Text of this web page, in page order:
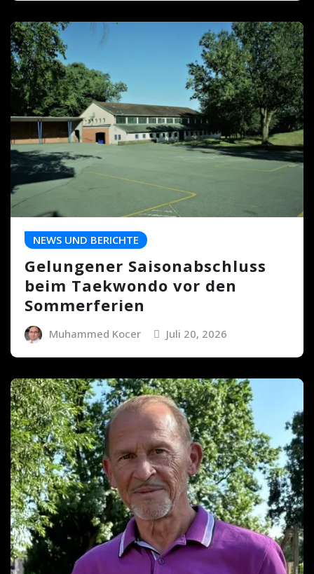
NEWS UND BERICHTE
Gelungener Saisonabschluss
beim Taekwondo vor den
Sommerferien
Muhammed Kocer Juli 20, 2026